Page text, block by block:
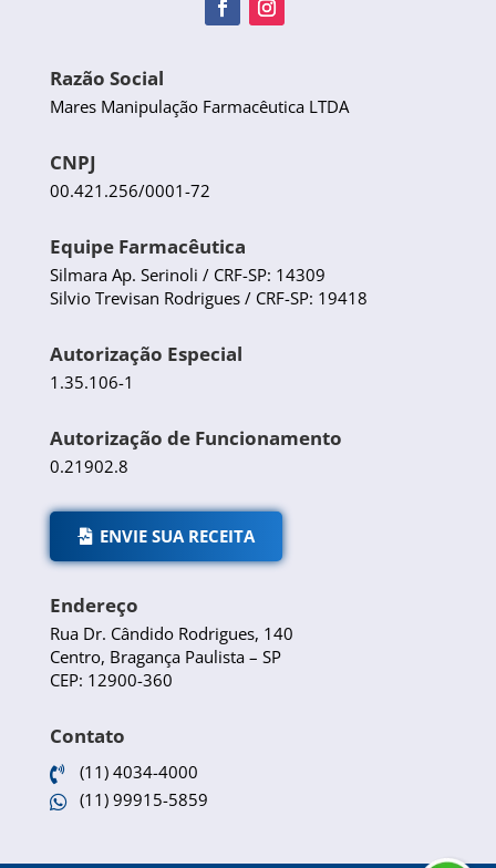
Razão Social
Mares Manipulação Farmacêutica LTDA
CNPJ
00.421.256/0001-72
Equipe Farmacêutica
Silmara Ap. Serinoli / CRF-SP: 14309
Silvio Trevisan Rodrigues / CRF-SP: 19418
Autorização Especial
1.35.106-1
Autorização de Funcionamento
0.21902.8
ENVIE SUA RECEITA
Endereço
Rua Dr. Cândido Rodrigues, 140
Centro, Bragança Paulista – SP
CEP: 12900-360
Contato
 (11) 4034-4000
 (11) 99915-5859